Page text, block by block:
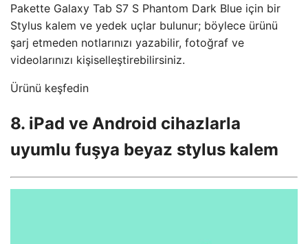
Pakette Galaxy Tab S7 S Phantom Dark Blue için bir
Stylus kalem ve yedek uçlar bulunur; böylece ürünü
şarj etmeden notlarınızı yazabilir, fotoğraf ve
videolarınızı kişiselleştirebilirsiniz.
Ürünü keşfedin
8. iPad ve Android cihazlarla
uyumlu fuşya beyaz stylus kalem